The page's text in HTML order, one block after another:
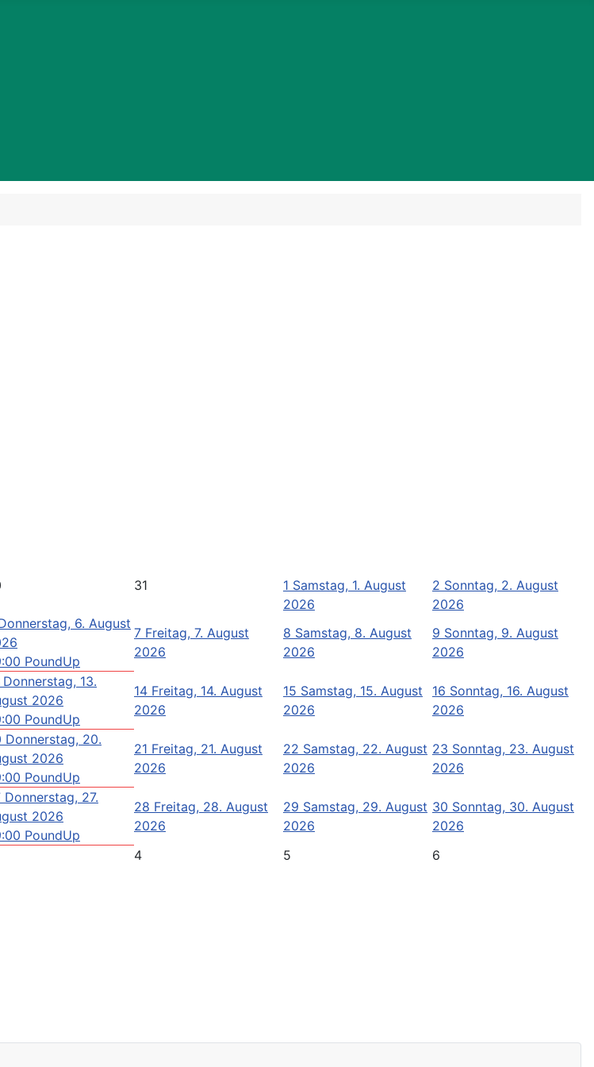
31 1 Samstag, 1. August
2026
2 Sonntag, 2. August
2026
6. August
PoundUp
7 Freitag, 7. August
2026
8 Samstag, 8. August
2026
9 Sonntag, 9. August
2026
Donnerstag, 13.
2026
PoundUp
14 Freitag, 14. August
2026
15 Samstag, 15. August
2026
16 Sonntag, 16. August
2026
Donnerstag, 20.
2026
PoundUp
21 Freitag, 21. August
2026
22 Samstag, 22. August
2026
23 Sonntag, 23. August
2026
Donnerstag, 27.
2026
PoundUp
28 Freitag, 28. August
2026
29 Samstag, 29. August
2026
30 Sonntag, 30. August
2026
4 5 6